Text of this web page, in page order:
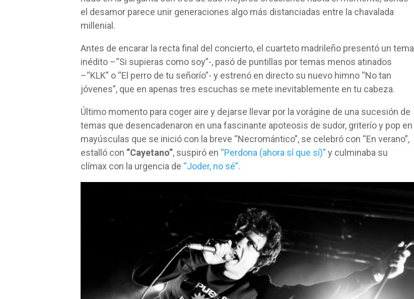
el desamor parece unir generaciones algo más distanciadas entre la chavalada
millenial.
Antes de encarar la recta final del concierto, el cuarteto madrileño presentó un tema
inédito –“Si supieras como soy”-, pasó de puntillas por temas menos atinados
–“KLK” o “El perro de tu señorío”- y estrenó en directo su nuevo himno “No tan
jóvenes”, que en apenas tres escuchas se mete inevitablemente en tu cabeza.
Último momento para coger aire y dejarse llevar por la vorágine de una sucesión de
temas que desencadenaron en una fascinante apoteosis de sudor, griterío y pop en
mayúsculas que se inició con la breve “Necromántico”, se celebró con “En verano”,
estalló con “Cayetano”, suspiró en “Perdona (ahora sí que sí)” y culminaba su
clímax con la urgencia de “Joder, no sé”.